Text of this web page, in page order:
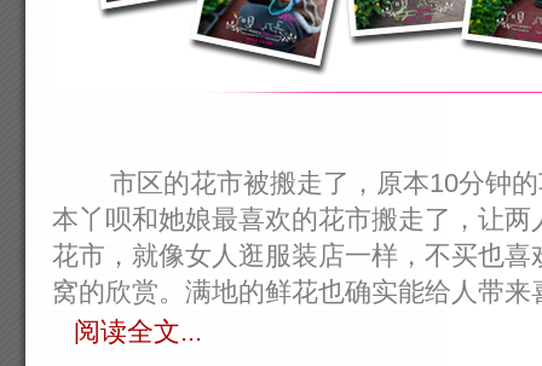
市区的花市被搬走了，原本10分钟的
本丫呗和她娘最喜欢的花市搬走了，让
花市，就像女人逛服装店一样，不买也
窝的欣赏。满地的鲜花也确实能给人带来
阅读全文...